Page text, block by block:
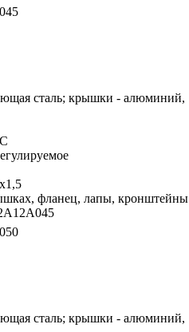
сталь; крышки - алюминий,
фланец, лапы, кронштейны
сталь; крышки - алюминий,